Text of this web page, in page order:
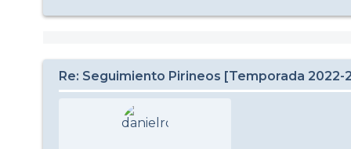
Re: Seguimiento Pirineos [Temporada 2022-